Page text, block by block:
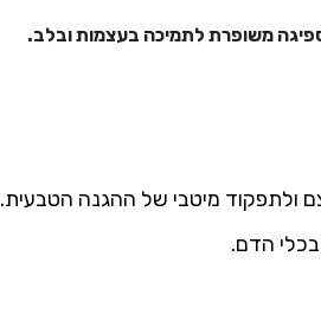
ולתפקוד מיטבי של ההגנה הטבעית.
בכלי הדם.